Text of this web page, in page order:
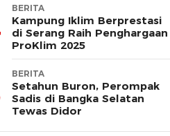
BERITA
Kampung Iklim Berprestasi
di Serang Raih Penghargaan
ProKlim 2025
BERITA
Setahun Buron, Perompak
Sadis di Bangka Selatan
Tewas Didor